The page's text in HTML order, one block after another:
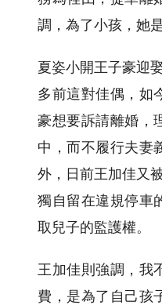
調，為了小孩，她
夏姿小開王子豪迎
多前這對佳偶，如
豪想要訴請離婚，
中，而不履行夫妻
外，日前王加佳又
獨自留在違規停車
取兒子的監護權。
王加佳則強調，我
費，是為了自己孩